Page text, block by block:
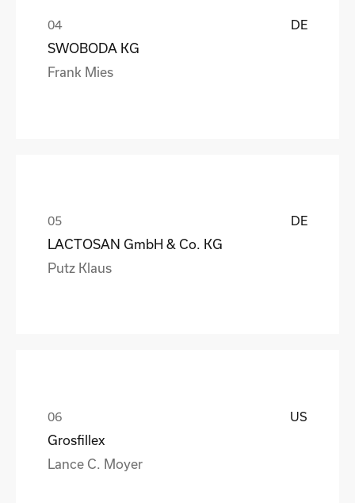
DE
SWOBODA KG
Frank Mies
DE
LACTOSAN GmbH & Co. KG
Putz Klaus
US
Grosfillex
Lance C. Moyer